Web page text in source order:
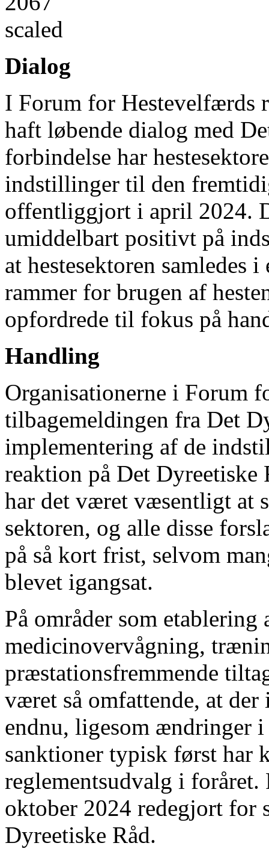
Dialog
I Forum for Hestevelfærds
haft løbende dialog med
forbindelse har
indstillinger til den
offentliggjort i april 2024.
umiddelbart positivt på
at hestesektoren samledes
rammer for brugen af
opfordrede til fokus på
Handling
Organisationerne i Forum
tilbagemeldingen fra Det
implementering af de
reaktion på Det Dyreetiske
har det været væsentligt at
sektoren, og alle disse
på så kort frist, selvom
blevet igangsat.
På områder som etablering
medicinovervågning,
præstationsfremmende
været så omfattende, at
endnu, ligesom ændringer
sanktioner typisk først har
reglementsudvalg i
oktober 2024 redegjort for
Dyreetiske Råd.